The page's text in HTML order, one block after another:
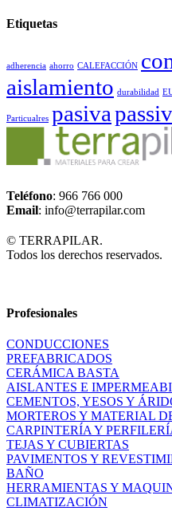
Etiquetas
adherencia ahorro CALEFACCIÓN
aislamiento durabilidad
Particualres pasiva
Teléfono: 966 766 000
Email: info@terrapilar.com
© TERRAPILAR.
Todos los derechos reservados.
Profesionales
CONDUCCIONES
PREFABRICADOS
CERÁMICA BASTA
AISLANTES E
CEMENTOS, YESOS Y
MORTEROS Y MATERIAL
CARPINTERÍA Y
TEJAS Y CUBIERTAS
PAVIMENTOS Y
BAÑO
HERRAMIENTAS Y
CLIMATIZACIÓN